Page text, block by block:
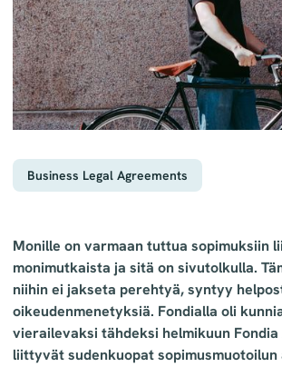
Business Legal Agreements
Monille on varmaan tuttua sopimuksiin
monimutkaista ja sitä on sivutolkulla.
niihin ei jakseta perehtyä, syntyy
oikeudenmenetyksiä. Fondialla oli
vierailevaksi tähdeksi helmikuun
liittyvät sudenkuopat sopimusmuotoilun